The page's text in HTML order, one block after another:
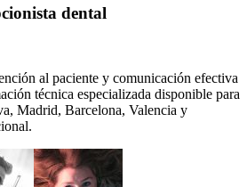
dental
al paciente y comunicación efectiva
técnica especializada disponible para
Madrid, Barcelona, Valencia y